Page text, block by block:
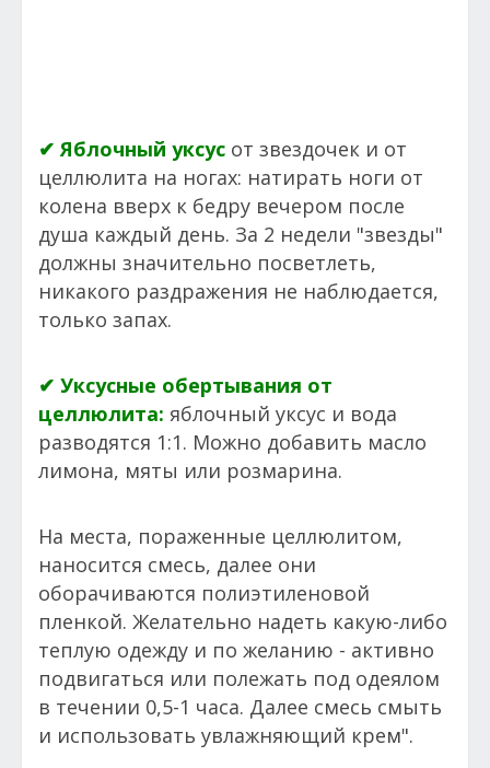
✔ Яблочный уксус от звездочек и от
целлюлита на ногах: натирать ноги от
колена вверх к бедру вечером после
душа каждый день. За 2 недели "звезды"
должны значительно посветлеть,
никакого раздражения не наблюдается,
только запах.
✔ Уксусные обертывания от
целлюлита: яблочный уксус и вода
разводятся 1:1. Можно добавить масло
лимона, мяты или розмарина.
На места, пораженные целлюлитом,
наносится смесь, далее они
оборачиваются полиэтиленовой
пленкой. Желательно надеть какую-либо
теплую одежду и по желанию - активно
подвигаться или полежать под одеялом
в течении 0,5-1 часа. Далее смесь смыть
и использовать увлажняющий крем".